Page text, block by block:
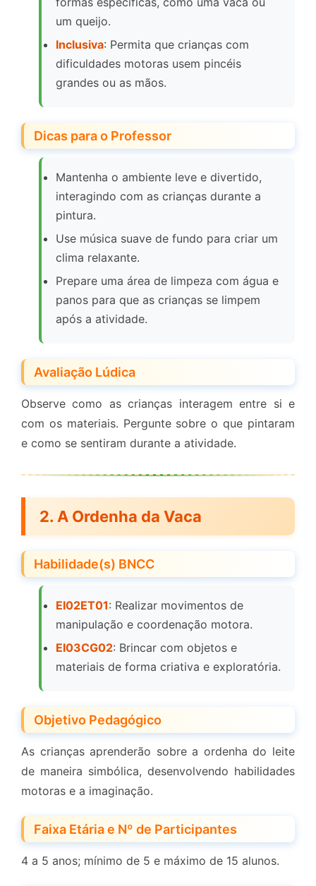
um queijo.
Inclusiva: Permita que crianças com
dificuldades motoras usem pincéis
grandes ou as mãos.
Dicas para o Professor
Mantenha o ambiente leve e divertido,
interagindo com as crianças durante a
pintura.
Use música suave de fundo para criar um
clima relaxante.
Prepare uma área de limpeza com água e
panos para que as crianças se limpem
após a atividade.
Avaliação Lúdica
Observe como as crianças interagem entre si e
com os materiais. Pergunte sobre o que pintaram
e como se sentiram durante a atividade.
2. A Ordenha da Vaca
Habilidade(s) BNCC
EI02ET01: Realizar movimentos de
manipulação e coordenação motora.
EI03CG02: Brincar com objetos e
materiais de forma criativa e exploratória.
Objetivo Pedagógico
As crianças aprenderão sobre a ordenha do leite
de maneira simbólica, desenvolvendo habilidades
motoras e a imaginação.
Faixa Etária e Nº de Participantes
4 a 5 anos; mínimo de 5 e máximo de 15 alunos.